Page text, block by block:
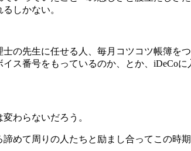
しかない。
の先生に任せる人、毎月コツコツ帳簿
ス番号をもっているのか、とか、 iDeCoに
わらないだろう。
めて周りの人たちと励まし合ってこの時期